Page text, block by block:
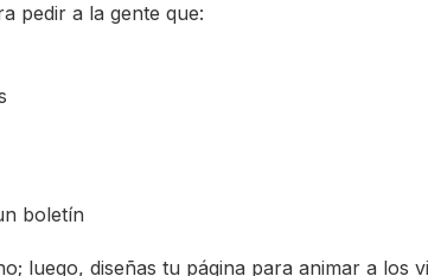
pedir a la gente que:
boletín
luego, diseñas tu página para animar a los